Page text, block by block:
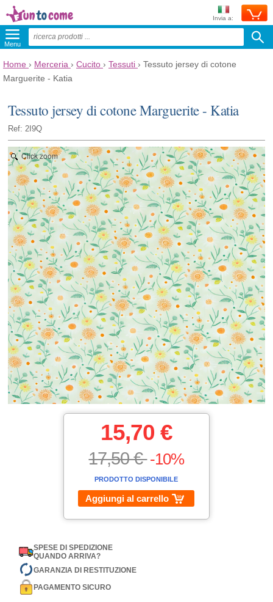
Invia a:
Menu
Home › Merceria › Cucito › Tessuti › Tessuto jersey di cotone
Marguerite - Katia
Tessuto jersey di cotone Marguerite - Katia
Ref: 2I9Q
Click zoom
15,70 €
17,50 €-10%
PRODOTTO DISPONIBILE
Aggiungi al carrello
SPESE DI SPEDIZIONE
QUANDO ARRIVA?
GARANZIA DI RESTITUZIONE
PAGAMENTO SICURO